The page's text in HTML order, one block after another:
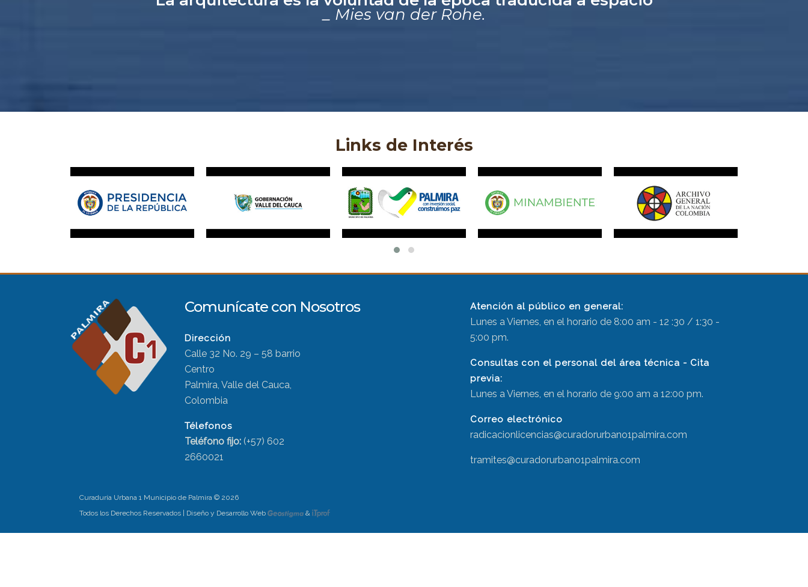
_ Mies van der Rohe.
Links de Interés
Comunícate con Nosotros
Dirección
Calle 32 No. 29 – 58 barrio
Centro
Palmira, Valle del Cauca,
Colombia
Télefonos
Teléfono fijo: (+57) 602
2660021
Atención al público en general:
Lunes a Viernes, en el horario de 8:00 am - 12 :30 / 1:30 -
5:00 pm.
Consultas con el personal del área técnica - Cita
previa:
Lunes a Viernes, en el horario de 9:00 am a 12:00 pm.
Correo electrónico
radicacionlicencias@curadorurbano1palmira.com
tramites@curadorurbano1palmira.com
Curaduría Urbana 1 Municipio de Palmira © 2026
Todos los Derechos Reservados | Diseño y Desarrollo Web
&